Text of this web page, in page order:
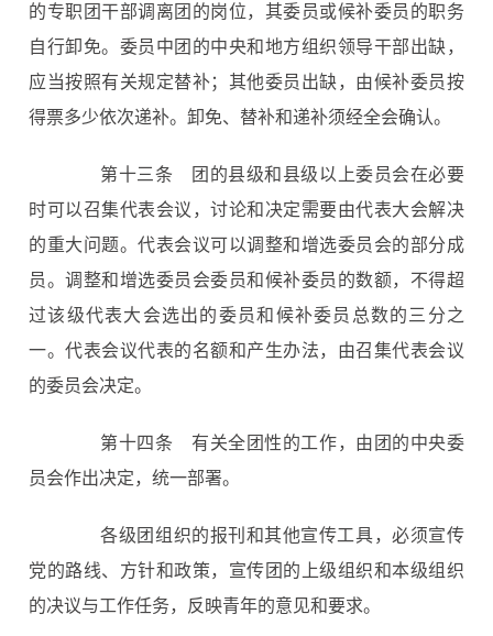
的专职团干部调离团的岗位，其委员或候补委员的职务
自行卸免。委员中团的中央和地方组织领导干部出缺，
应当按照有关规定替补；其他委员出缺，由候补委员按
得票多少依次递补。卸免、替补和递补须经全会确认。
第十三条 团的县级和县级以上委员会在必要
时可以召集代表会议，讨论和决定需要由代表大会解决
的重大问题。代表会议可以调整和增选委员会的部分成
员。调整和增选委员会委员和候补委员的数额，不得超
过该级代表大会选出的委员和候补委员总数的三分之
一。代表会议代表的名额和产生办法，由召集代表会议
的委员会决定。
第十四条 有关全团性的工作，由团的中央委
员会作出决定，统一部署。
各级团组织的报刊和其他宣传工具，必须宣传
党的路线、方针和政策，宣传团的上级组织和本级组织
的决议与工作任务，反映青年的意见和要求。